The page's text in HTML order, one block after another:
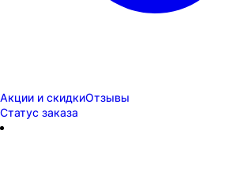
Акции и скидкиОтзывы
Статус заказа